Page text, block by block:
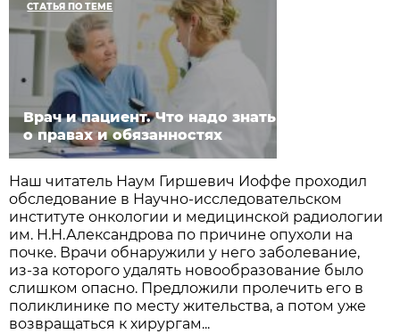
СТАТЬЯ ПО ТЕМЕ
Врач и пациент. Что надо знать
о правах и обязанностях
Наш читатель Наум Гиршевич Иоффе проходил
обследование в Научно-исследовательском
институте онкологии и медицинской радиологии
им. Н.Н.Александрова по причине опухоли на
почке. Врачи обнаружили у него заболевание,
из-за которого удалять новообразование было
слишком опасно. Предложили пролечить его в
поликлинике по месту жительства, а потом уже
возвращаться к хирургам...